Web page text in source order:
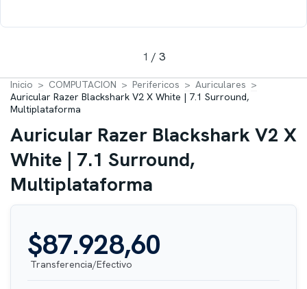
1 / 3
Inicio > COMPUTACION > Perifericos > Auriculares >
Auricular Razer Blackshark V2 X White | 7.1 Surround,
Multiplataforma
Auricular Razer Blackshark V2 X
White | 7.1 Surround,
Multiplataforma
$87.928,60